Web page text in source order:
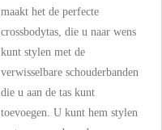
maakt het de perfecte
crossbodytas, die u naar wens
kunt stylen met de
verwisselbare schouderbanden
die u aan de tas kunt
toevoegen. U kunt hem stylen